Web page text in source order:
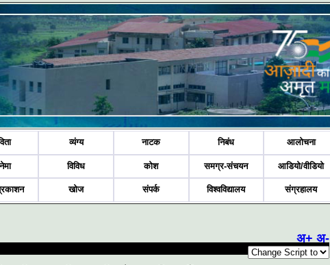
व्यंग्य नाटक निबंध आलोचना
विविध कोश समग्र-संचयन आडियो/वीडियो
खोज संपर्क विश्वविद्यालय संग्रहालय
अ+ अ-